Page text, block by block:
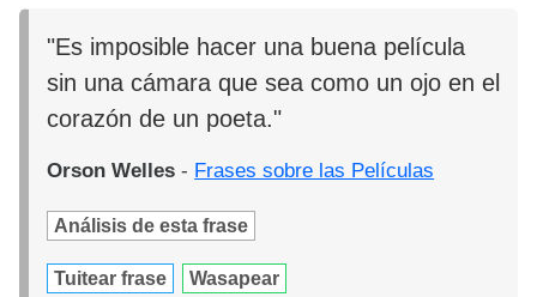
"Es imposible hacer una buena película
sin una cámara que sea como un ojo en el
corazón de un poeta."
Orson Welles - Frases sobre las Películas
Análisis de esta frase
Tuitear frase Wasapear